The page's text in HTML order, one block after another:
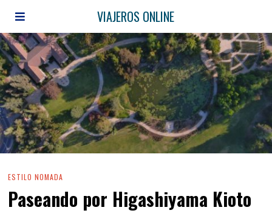
VIAJEROS ONLINE
ESTILO NOMADA
Paseando por Higashiyama Kioto